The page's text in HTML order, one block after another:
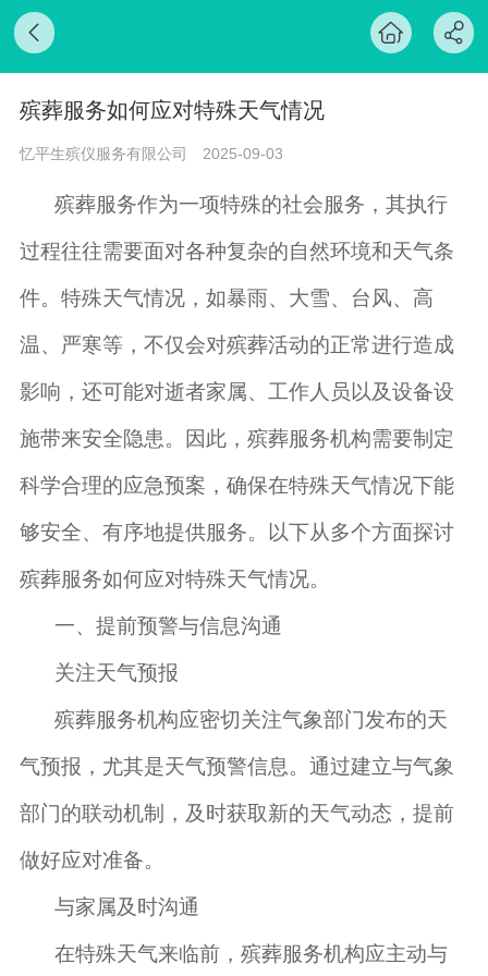
殡葬服务如何应对特殊天气情况
忆平生殡仪服务有限公司 2025-09-03
殡葬服务作为一项特殊的社会服务，其执行
过程往往需要面对各种复杂的自然环境和天气条
件。特殊天气情况，如暴雨、大雪、台风、高
温、严寒等，不仅会对殡葬活动的正常进行造成
影响，还可能对逝者家属、工作人员以及设备设
施带来安全隐患。因此，殡葬服务机构需要制定
科学合理的应急预案，确保在特殊天气情况下能
够安全、有序地提供服务。以下从多个方面探讨
殡葬服务如何应对特殊天气情况。
一、提前预警与信息沟通
关注天气预报
殡葬服务机构应密切关注气象部门发布的天
气预报，尤其是天气预警信息。通过建立与气象
部门的联动机制，及时获取新的天气动态，提前
做好应对准备。
与家属及时沟通
在特殊天气来临前，殡葬服务机构应主动与